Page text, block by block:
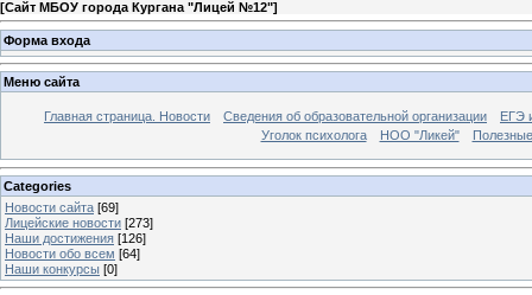
[Сайт МБОУ города Кургана "Лицей №12"]
Форма входа
Меню сайта
Главная страница. Новости Сведения об образовательной организации
ЕГЭ
Уголок психолога
НОО "Ликей"
Categories
Новости сайта [69]
Лицейские новости [273]
Наши достижения [126]
Новости обо всем [64]
Наши конкурсы [0]